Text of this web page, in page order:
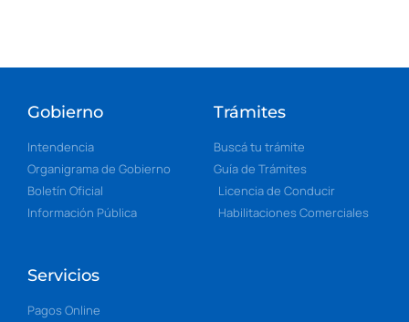
Gobierno
Intendencia
Organigrama de Gobierno
Boletín Oficial
Información Pública
Trámites
Buscá tu trámite
Guía de Trámites
Licencia de Conducir
Habilitaciones Comerciales
Servicios
Pagos Online